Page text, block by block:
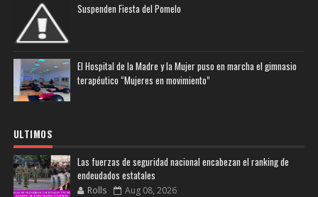
Suspenden Fiesta del Pomelo
El Hospital de la Madre y la Mujer puso en marcha el gimnasio
terapéutico “Mujeres en movimiento”
ULTIMOS
Las fuerzas de seguridad nacional encabezan el ranking de
endeudados estatales
Rolls Aug 08, 2026